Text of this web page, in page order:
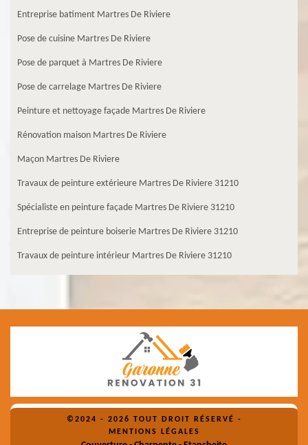
Entreprise batiment Martres De Riviere
Pose de cuisine Martres De Riviere
Pose de parquet à Martres De Riviere
Pose de carrelage Martres De Riviere
Peinture et nettoyage façade Martres De Riviere
Rénovation maison Martres De Riviere
Maçon Martres De Riviere
Travaux de peinture extérieure Martres De Riviere 31210
Spécialiste en peinture façade Martres De Riviere 31210
Entreprise de peinture boiserie Martres De Riviere 31210
Travaux de peinture intérieur Martres De Riviere 31210
©2024 - 2026 TOUT DROIT RÉSERVÉ -
MENTIONS LÉGALES